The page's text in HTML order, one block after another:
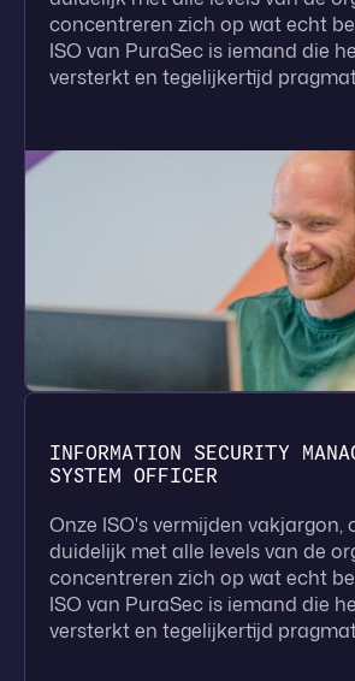
concentreren zich op wat echt
ISO van PuraSec is iemand die
versterkt en tegelijkertijd
INFORMATION SECURITY
SYSTEM OFFICER
Onze ISO's vermijden vakjargon,
duidelijk met alle levels van de
concentreren zich op wat echt
ISO van PuraSec is iemand die
versterkt en tegelijkertijd